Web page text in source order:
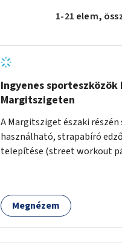
1-21 elem,
Ingyenes sporteszközök
Margitszigeten
A Margitsziget északi
használható, strapabíró
telepítése (street workout
így kihasználatlan. A
telepítésével egy népszerű,
Megnézem